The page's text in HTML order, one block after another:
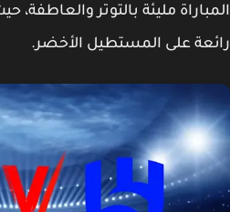
مليئة بالتوتر والعاطفة،
على المستطيل الأخضر.